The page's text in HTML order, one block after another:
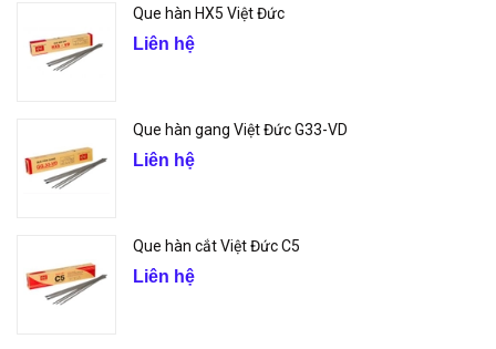
Que hàn HX5 Việt Đức
Liên hệ
Que hàn gang Việt Đức G33-VD
Liên hệ
Que hàn cắt Việt Đức C5
Liên hệ